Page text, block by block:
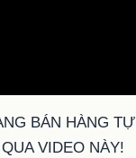
BÁN HÀNG TỰ
VIDEO NÀY!